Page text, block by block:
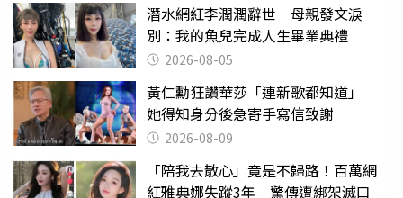
潛水網紅李潤潤辭世 母親發文淚
別：我的魚兒完成人生畢業典禮
2026-08-05
黃仁勳狂讚華莎「連新歌都知道」
她得知身分後急寄手寫信致謝
2026-08-09
「陪我去散心」竟是不歸路！百萬網
紅雅典娜失蹤3年 驚傳遭綁架滅口